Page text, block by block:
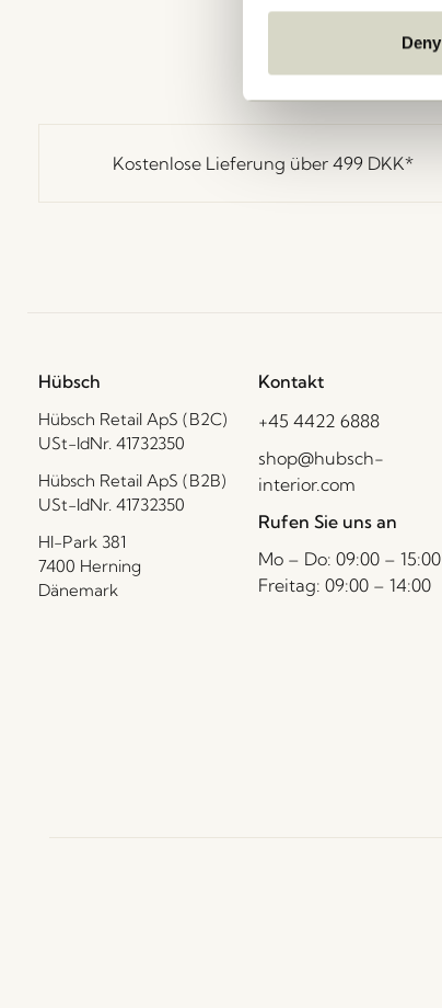
Deny
Kostenlose Lieferung über499 DKK*
Hübsch
Hübsch Retail ApS (B2C)
USt-IdNr. 41732350
Hübsch Retail ApS (B2B)
USt-IdNr. 41732350
HI-Park 381
7400 Herning
Dänemark
Kontakt
+45 4422 6888
shop@hubsch-
interior.com
Rufen Sie uns an
Mo – Do: 09:00 – 15:00
Freitag: 09:00 – 14:00